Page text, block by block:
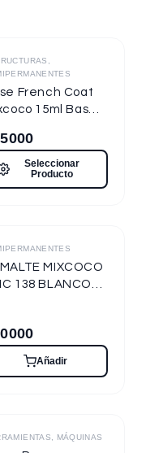
French Coat
15ml Base
Seleccionar
Producto
MIXCOCO
138 BLANCO
Añadir
MÁQUINAS